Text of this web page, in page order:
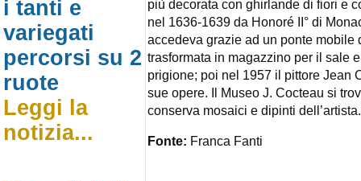
i tanti e
variegati
percorsi su 2
ruote
Leggi la
notizia...
più decorata con ghirlande di fiori e
nel 1636-1639 da Honoré II° di
accedeva grazie ad un ponte mobile
trasformata in magazzino per il sale
prigione; poi nel 1957 il pittore Jean
sue opere. Il Museo J. Cocteau si
conserva mosaici e dipinti dell’artista.
Fonte: Franca Fanti